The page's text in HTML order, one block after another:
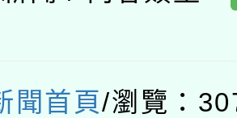
灣師範大學辦
研習」實施計畫
國際趨勢與發展
政府教育局辦理
立臺灣師範大學
聞首頁/瀏覽：